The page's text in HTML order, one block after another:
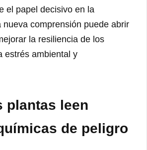
el papel decisivo en la
nueva comprensión puede abrir
la resiliencia de los
estrés ambiental y
plantas leen
de peligro